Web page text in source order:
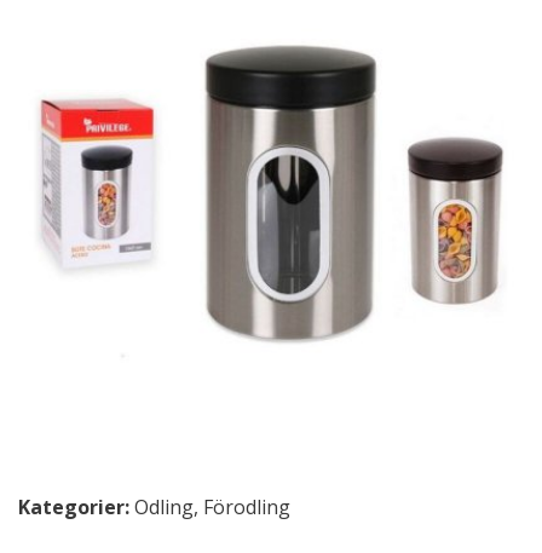
Kategorier:Odling, Förodling